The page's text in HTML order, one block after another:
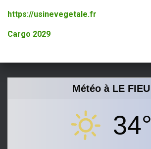
https://usinevegetale.fr
Cargo 2029
Météo à LE FIEU
34°